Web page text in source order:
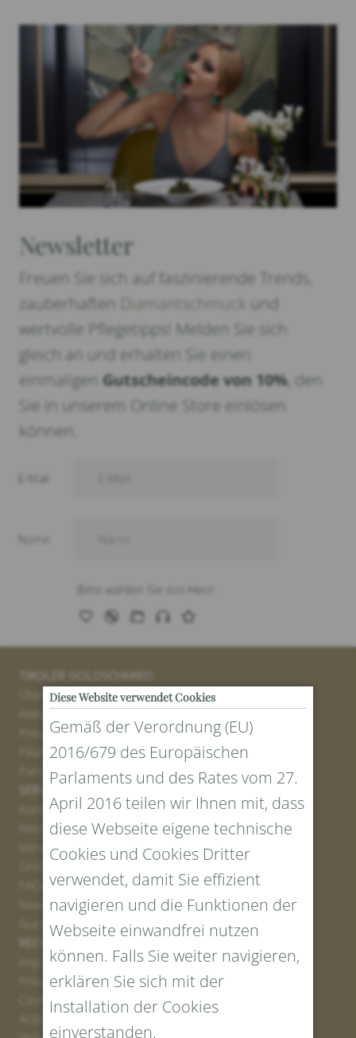
Newsletter
Freuen Sie sich auf faszinierende Trends,
zauberhaften
Diamantschmuck
und
wertvolle Pflegetipps! Melden Sie sich
gleich an und erhalten Sie einen
einmaligen Gutscheincode von 10%, den
Sie in unserem Online Store einlösen
können.
TIROLER GOLDSCHMIED
Über uns
Atelier
Presse
Filialen
Partner
SERVICE
Kontakt
Retourenportal
Versand
Newsletter Anmelden
Gutschein erstellen
RECHTLICHES UND DATENSCHUTZ
Impressum
Privacy Policy
Cookies
Diese Website verwendet Cookies
Gemäß der Verordnung (EU)
2016/679 des Europäischen
Parlaments und des Rates vom 27.
April 2016 teilen wir Ihnen mit, dass
diese Webseite eigene technische
Cookies und Cookies Dritter
verwendet, damit Sie effizient
navigieren und die Funktionen der
Webseite einwandfrei nutzen
können. Falls Sie weiter navigieren,
erklären Sie sich mit der
Installation der Cookies
einverstanden.